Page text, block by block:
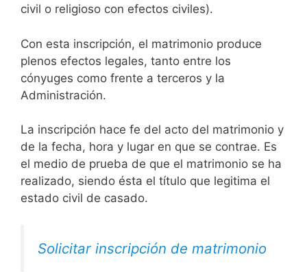
civil o religioso con efectos civiles).
Con esta inscripción, el matrimonio produce
plenos efectos legales, tanto entre los
cónyuges como frente a terceros y la
Administración.
La inscripción hace fe del acto del matrimonio y
de la fecha, hora y lugar en que se contrae. Es
el medio de prueba de que el matrimonio se ha
realizado, siendo ésta el título que legitima el
estado civil de casado.
Solicitar inscripción de matrimonio